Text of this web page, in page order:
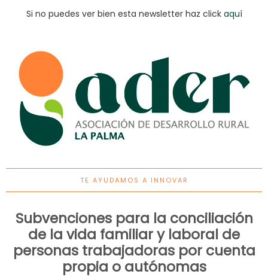
Si no puedes ver bien esta newsletter haz click aquí
TE AYUDAMOS A INNOVAR
Subvenciones para la conciliación
de la vida familiar y laboral de
personas trabajadoras por cuenta
propia o autónomas